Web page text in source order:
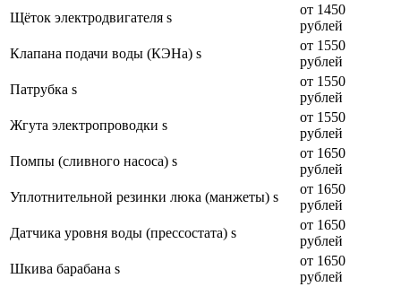
Щёток электродвигателя s
от 1450
рублей
Клапана подачи воды (КЭНа) s
от 1550
рублей
Патрубка s
от 1550
рублей
Жгута электропроводки s
от 1550
рублей
Помпы (сливного насоса) s
от 1650
рублей
Уплотнительной резинки люка (манжеты) s
от 1650
рублей
Датчика уровня воды (прессостата) s
от 1650
рублей
Шкива барабана s
от 1650
рублей